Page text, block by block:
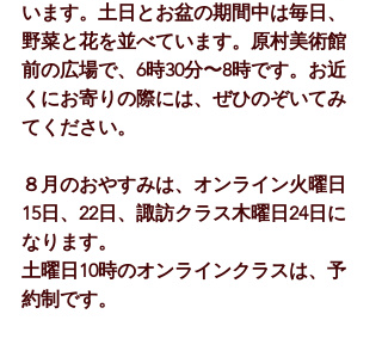
います。土日とお盆の期間中は毎日、
野菜と花を並べています。原村美術館
前の広場で、6時30分〜8時です。お近
くにお寄りの際には、ぜひのぞいてみ
てください。
８月のおやすみは、オンライン火曜日
15日、22日、諏訪クラス木曜日24日に
なります。
土曜日10時のオンラインクラスは、予
約制です。